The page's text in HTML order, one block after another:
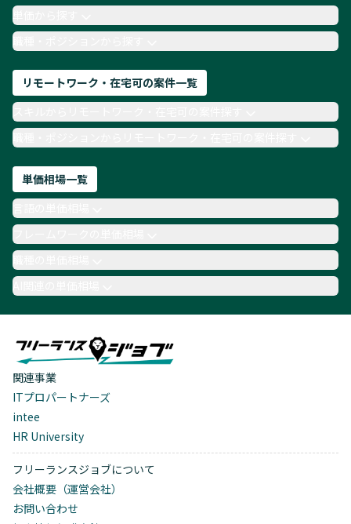
月収100万円 業務委託
COBOL
Ruby
TypeScript
Laravel AWS
単価から探す
職種・ポジションから探す
リモートワーク・在宅可の案件一覧
職種・ポジションからリモートワーク・在宅可の案件探す
単価相場一覧
職種の単価相場
AI関連の単価相場
関連事業
ITプロパートナーズ
intee
HR University
フリーランスジョブについて
会社概要（運営会社）
お問い合わせ